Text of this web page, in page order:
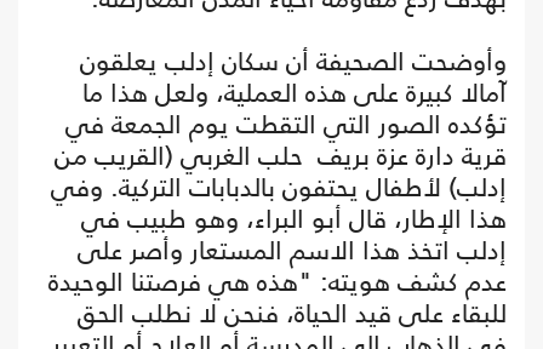
وأوضحت الصحيفة أن سكان إدلب يعلقون
آمالا كبيرة على هذه العملية، ولعل هذا ما
تؤكده الصور التي التقطت يوم الجمعة في
قرية دارة عزة بريف حلب الغربي (القريب من
إدلب) لأطفال يحتفون بالدبابات التركية. وفي
هذا الإطار، قال أبو البراء، وهو طبيب في
إدلب اتخذ هذا الاسم المستعار وأصر على
عدم كشف هويته: "هذه هي فرصتنا الوحيدة
للبقاء على قيد الحياة، فنحن لا نطلب الحق